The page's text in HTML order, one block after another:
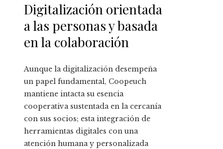
Digitalización orientada
a las personas y basada
en la colaboración
Aunque la digitalización desempeña
un papel fundamental, Coopeuch
mantiene intacta su esencia
cooperativa sustentada en la cercanía
con sus socios; esta integración de
herramientas digitales con una
atención humana y personalizada